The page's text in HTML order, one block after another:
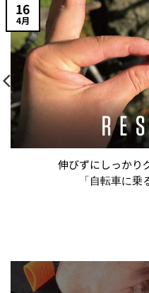
伸びずにしっかり
「自転車に
16
4月